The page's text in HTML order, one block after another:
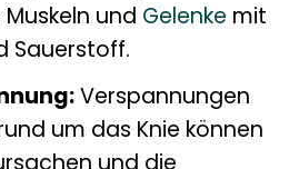
und Gelenke mit
Sauerstoff.
Verspannungen
um das Knie können
und die